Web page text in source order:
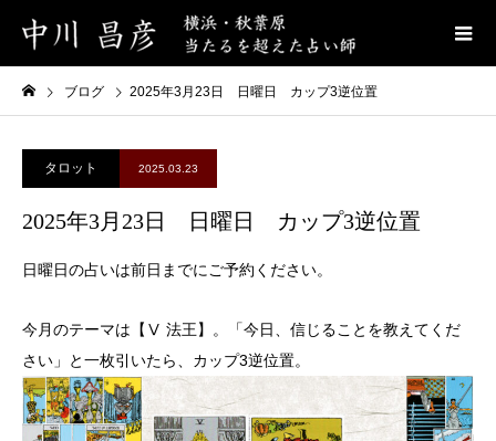
ブログ 2025年3月23日 日曜日 カップ3逆位置
タロット 2025.03.23
2025年3月23日 日曜日 カップ3逆位置
日曜日の占いは前日までにご予約ください。
今月のテーマは【Ⅴ 法王】。「今日、信じることを教えてくだ
さい」と一枚引いたら、カップ3逆位置。